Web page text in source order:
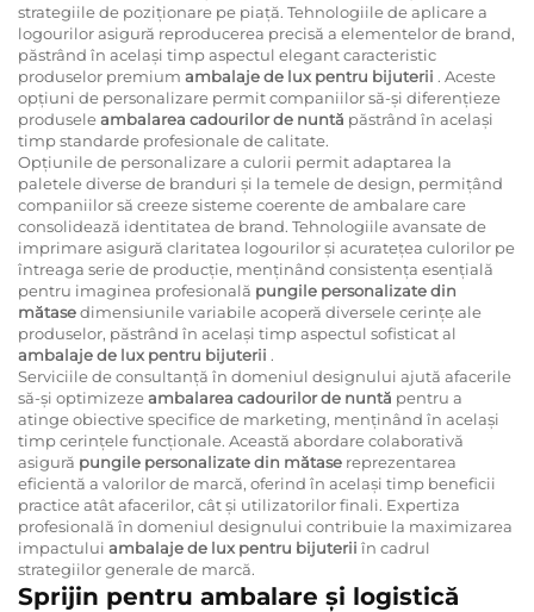
strategiile de poziționare pe piață. Tehnologiile de aplicare a
logourilor asigură reproducerea precisă a elementelor de brand,
păstrând în același timp aspectul elegant caracteristic
produselor premium ambalaje de lux pentru bijuterii . Aceste
opțiuni de personalizare permit companiilor să-și diferențieze
produseleambalarea cadourilor de nuntă păstrând în același
timp standarde profesionale de calitate.
Opțiunile de personalizare a culorii permit adaptarea la
paletele diverse de branduri și la temele de design, permițând
companiilor să creeze sisteme coerente de ambalare care
consolidează identitatea de brand. Tehnologiile avansate de
imprimare asigură claritatea logourilor și acuratețea culorilor pe
întreaga serie de producție, menținând consistența esențială
pentru imaginea profesională pungile personalizate din
mătasedimensiunile variabile acoperă diversele cerințe ale
produselor, păstrând în același timp aspectul sofisticat al
ambalaje de lux pentru bijuterii .
Serviciile de consultanță în domeniul designului ajută afacerile
să-și optimizezeambalarea cadourilor de nuntă pentru a
atinge obiective specifice de marketing, menținând în același
timp cerințele funcționale. Această abordare colaborativă
asigură pungile personalizate din mătase reprezentarea
eficientă a valorilor de marcă, oferind în același timp beneficii
practice atât afacerilor, cât și utilizatorilor finali. Expertiza
profesională în domeniul designului contribuie la maximizarea
impactului ambalaje de lux pentru bijuterii în cadrul
strategiilor generale de marcă.
Sprijin pentru ambalare și logistică